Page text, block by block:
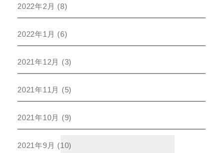
2022年2月 (8)
2022年1月 (6)
2021年12月 (3)
2021年11月 (5)
2021年10月 (9)
2021年9月 (10)